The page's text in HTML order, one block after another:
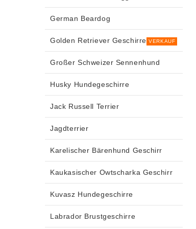
German Beardog
Golden Retriever Geschirre VERKAUF
Großer Schweizer Sennenhund
Husky Hundegeschirre
Jack Russell Terrier
Jagdterrier
Karelischer Bärenhund Geschirr
Kaukasischer Owtscharka Geschirr
Kuvasz Hundegeschirre
Labrador Brustgeschirre